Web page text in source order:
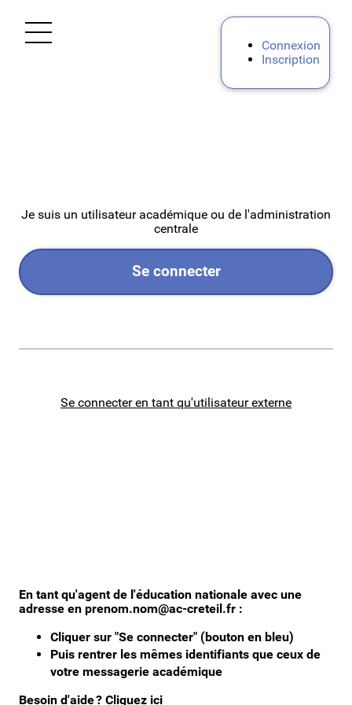
Connexion
Inscription
Ouvrir le menu
Second degré
Personnels BIATPSS
Mes demandes
En tant qu'agent de l'éducation nationale avec une
adresse en prenom.nom@ac-creteil.fr :
Cliquer sur "Se connecter" (bouton en bleu)
Puis rentrer les mêmes identifiants que ceux de
votre messagerie académique
Besoin d'aide ? Cliquez ici
Je suis un utilisateur académique ou de l'administration
centrale
Se connecter
Se connecter en tant qu'utilisateur externe